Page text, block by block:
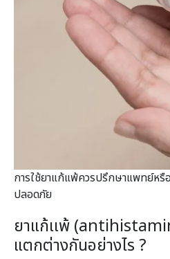
การใช้ยาแก้แพ้ควรปรึกษาแพทย์หรื
ปลอดภัย
ยาแก้เเพ้
แตกต่างกันอย่างไร ?